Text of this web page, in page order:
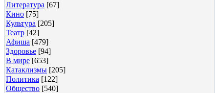
Литература [67]
Кино [75]
Культура [205]
Театр [42]
Афиша [479]
Здоровье [94]
В мире [653]
Катаклизмы [205]
Политика [122]
Общество [540]